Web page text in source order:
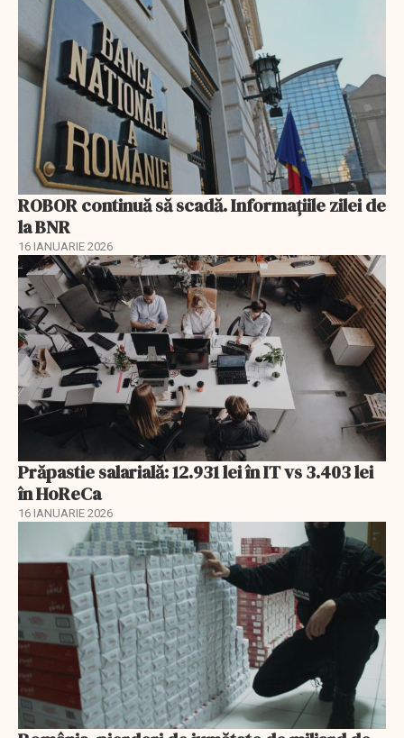
ROBOR continuă să scadă. Informaţiile zilei de
la BNR
16 IANUARIE 2026
Prăpastie salarială: 12.931 lei în IT vs 3.403 lei
în HoReCa
16 IANUARIE 2026